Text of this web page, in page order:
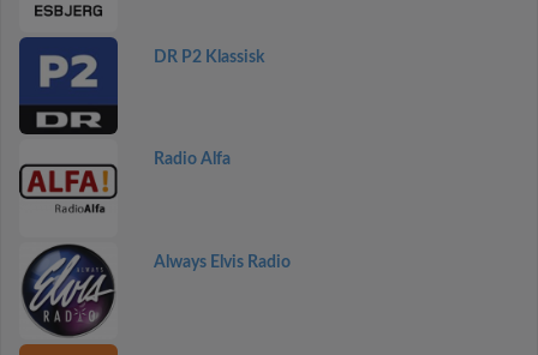
DR P2 Klassisk
Radio Alfa
Always Elvis Radio